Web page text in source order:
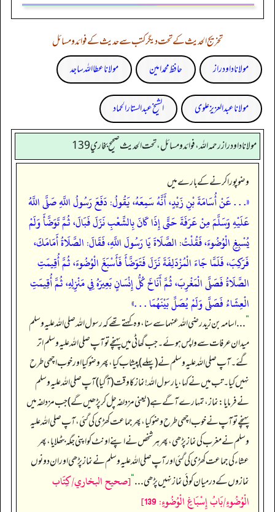
تخریج الحدیث کے تحت دیگر کتب سے حدیث کے فوائد و مسائل
مولانا داود راز
حافظ محمد امین مولانا عطا اللہ ساجد
مولانا عبد العزیز علوی الشیخ عبدالستار الحماد
مولانا داود راز رحمه الله، فوائد و مسائل، تحت الحديث صحيح بخاري 139
وضو پورا کرنے کے بارے میں
«. . . عَنْ أُسَامَةَ بْنِ زَيْدٍ، أَنَّهُ سَمِعَهُ، يَقُولُ: دَفَعَ رَسُولُ اللَّهِ صَلَّى اللَّهُ
عَلَيْهِ وَسَلَّمَ مِنْ عَرَفَةَ حَتَّى إِذَا كَانَ بِالشِّعْبِ نَزَلَ فَبَالَ، ثُمَّ تَوَضَّأَ وَلَمْ
يُسْبِغِ الْوُضُوءَ، فَقُلْتُ: الصَّلَاةَ يَا رَسُولَ اللَّهِ، فَقَالَ: الصَّلَاةُ أَمَامَكَ،
فَرَكِبَ، فَلَمَّا جَاءَ الْمُزْدَلِفَةَ نَزَلَ فَتَوَضَّأَ فَأَسْبَغَ الْوُضُوءَ، ثُمَّ أُقِيمَتِ
الصَّلَاةُ فَصَلَّى الْمَغْرِبَ، ثُمَّ أَنَاخَ كُلُّ إِنْسَانٍ بَعِيرَهُ فِي مَنْزِلِهِ، ثُمَّ أُقِيمَتِ
الْعِشَاءُ فَصَلَّى وَلَمْ يُصَلِّ بَيْنَهُمَا . . .»
”. . . اسامہ بن زید رضی اللہ عنہما سے سنا، وہ کہتے تھے کہ رسول اللہ صلی اللہ علیہ وسلم
میدان عرفات سے واپس ہوئے۔ جب گھاٹی میں پہنچے تو آپ صلی اللہ علیہ وسلم اتر
گئے۔ آپ صلی اللہ علیہ وسلم نے (پہلے) پیشاب کیا، پھر وضو کیا اور خوب اچھی طرح
نہیں کیا۔ تب میں نے کہا، یا رسول اللہ! نماز کا وقت (آ گیا) آپ صلی اللہ علیہ وسلم
نے فرمایا: نماز، تمہارے آگے ہے (یعنی مزدلفہ چل کر پڑھیں گے) جب مزدلفہ میں
پہنچے تو آپ نے خوب اچھی طرح وضو کیا، پھر جماعت کھڑی کی گئی، آپ صلی اللہ علیہ
وسلم نے مغرب کی نماز پڑھی، پھر ہر شخص نے اپنے اونٹ کو اپنی جگہ بٹھلایا، پھر
عشاء کی جماعت کھڑی کی گئی اور آپ صلی اللہ علیہ وسلم نے نماز پڑھی اور ان دونوں
نمازوں کے درمیان کوئی نماز نہیں پڑھی . . .“[صحيح البخاري/كِتَاب
الْوُضُوءِ/بَابُ إِسْبَاغِ الْوُضُوءِ: 139]